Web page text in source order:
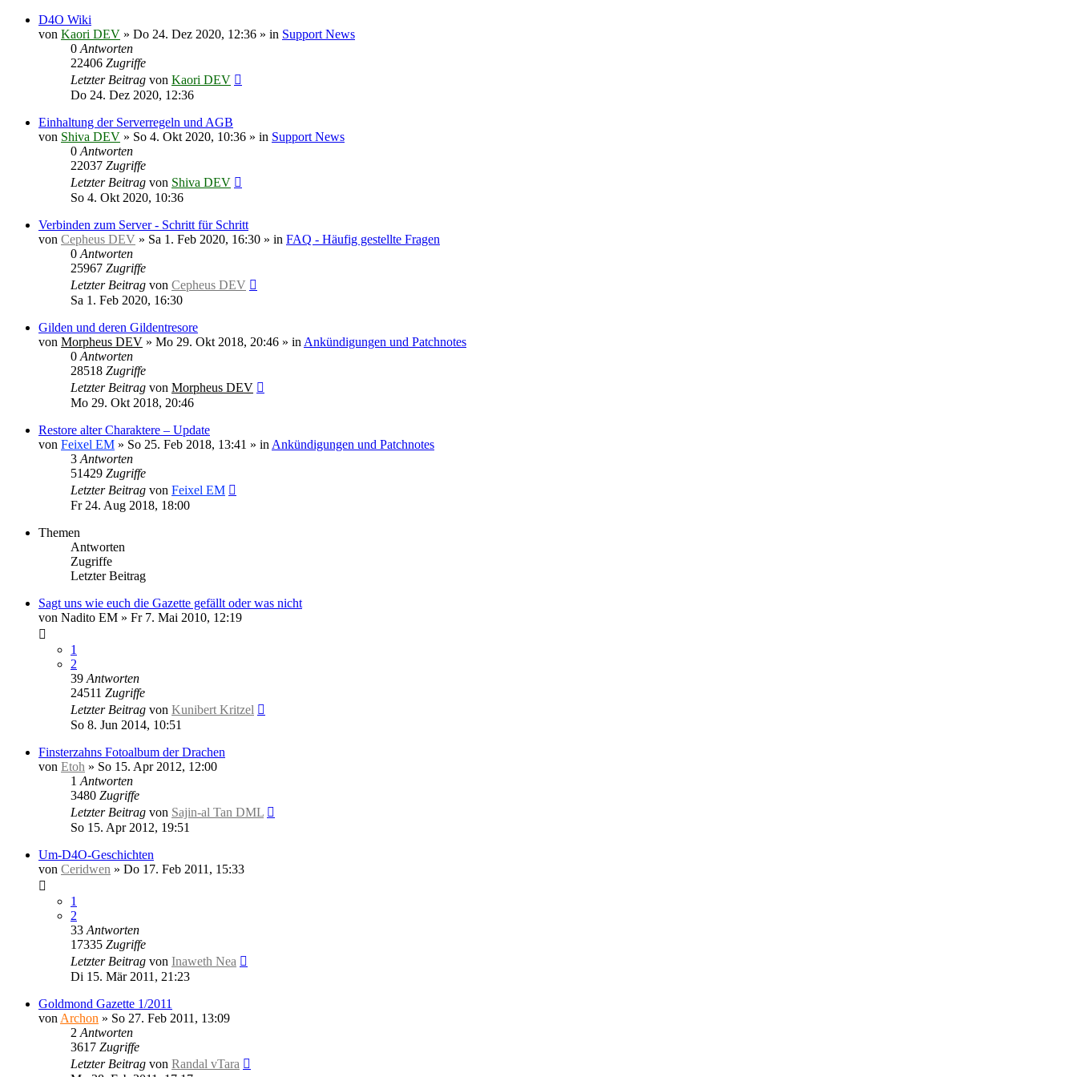
D4O Wiki
von Kaori DEV » Do 24. Dez 2020, 12:36 » in Support News
0 Antworten
22406 Zugriffe
Letzter Beitrag von Kaori DEV
Do 24. Dez 2020, 12:36
Einhaltung der Serverregeln und AGB
von Shiva DEV » So 4. Okt 2020, 10:36 » in Support News
0 Antworten
22037 Zugriffe
Letzter Beitrag von Shiva DEV
So 4. Okt 2020, 10:36
Verbinden zum Server - Schritt für Schritt
von Cepheus DEV » Sa 1. Feb 2020, 16:30 » in FAQ - Häufig gestellte Fragen
0 Antworten
25967 Zugriffe
Letzter Beitrag von Cepheus DEV
Sa 1. Feb 2020, 16:30
Gilden und deren Gildentresore
von Morpheus DEV » Mo 29. Okt 2018, 20:46 » in Ankündigungen und Patchnotes
0 Antworten
28518 Zugriffe
Letzter Beitrag von Morpheus DEV
Mo 29. Okt 2018, 20:46
Restore alter Charaktere – Update
von Feixel EM » So 25. Feb 2018, 13:41 » in Ankündigungen und Patchnotes
3 Antworten
51429 Zugriffe
Letzter Beitrag von Feixel EM
Fr 24. Aug 2018, 18:00
Themen
Antworten
Zugriffe
Letzter Beitrag
Sagt uns wie euch die Gazette gefällt oder was nicht
von Nadito EM » Fr 7. Mai 2010, 12:19
1
2
39 Antworten
24511 Zugriffe
Letzter Beitrag von Kunibert Kritzel
So 8. Jun 2014, 10:51
Finsterzahns Fotoalbum der Drachen
von Etoh » So 15. Apr 2012, 12:00
1 Antworten
3480 Zugriffe
Letzter Beitrag von Sajin-al Tan DML
So 15. Apr 2012, 19:51
Um-D4O-Geschichten
von Ceridwen » Do 17. Feb 2011, 15:33
1
2
33 Antworten
17335 Zugriffe
Letzter Beitrag von Inaweth Nea
Di 15. Mär 2011, 21:23
Goldmond Gazette 1/2011
von Archon » So 27. Feb 2011, 13:09
2 Antworten
3617 Zugriffe
Letzter Beitrag von Randal vTara